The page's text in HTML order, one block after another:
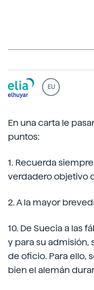
EU
En una carta le
puntos:
1. Recuerda
verdadero objetivo
2. A la mayor
10. De Suecia a las
y para su admisión,
de oficio. Para ello,
bien el alemán